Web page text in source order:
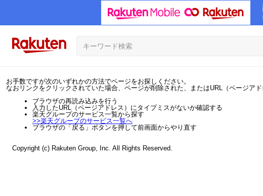
お手数ですが次のいずれかの方法でページをお探しください。
なおリンクをクリックされていた場合、ページが削除された、またはURL（ページア
ブラウザの再読み込みを行う
入力したURL（ページアドレス）にタイプミスがないか確認する
楽天グループのサービス一覧から探す
>>楽天グループのサービス一覧へ
ブラウザの「戻る」ボタンを押して前画面からやり直す
Copyright (c) Rakuten Group, Inc. All Rights Reserved.